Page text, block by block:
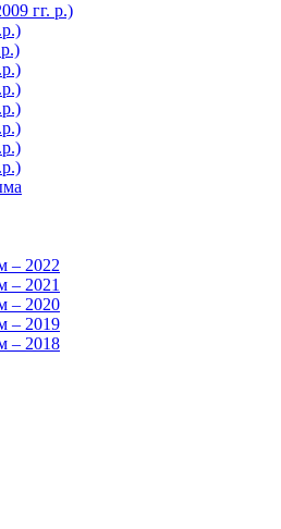
гг. р.)
– 2022
– 2021
– 2020
– 2019
– 2018